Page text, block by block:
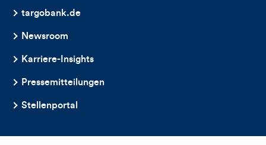
targobank.de
Newsroom
Karriere-Insights
Pressemitteilungen
Stellenportal